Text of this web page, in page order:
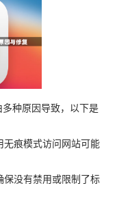
种原因导致，以下是
无痕模式访问网站可能
保没有禁用或限制了标